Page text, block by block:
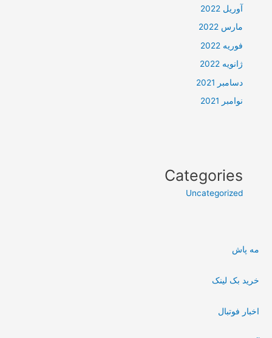
آوریل 2022
مارس 2022
فوریه 2022
ژانویه 2022
دسامبر 2021
نوامبر 2021
Categories
Uncategorized
مه پاش
خرید بک لینک
اخبار فوتبال